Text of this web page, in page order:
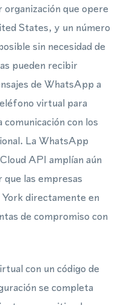
que opere
States, y un número
sin necesidad de
pueden recibir
de WhatsApp a
virtual para
con los
La WhatsApp
API amplían aún
las empresas
directamente en
de compromiso con
con un código de
se completa